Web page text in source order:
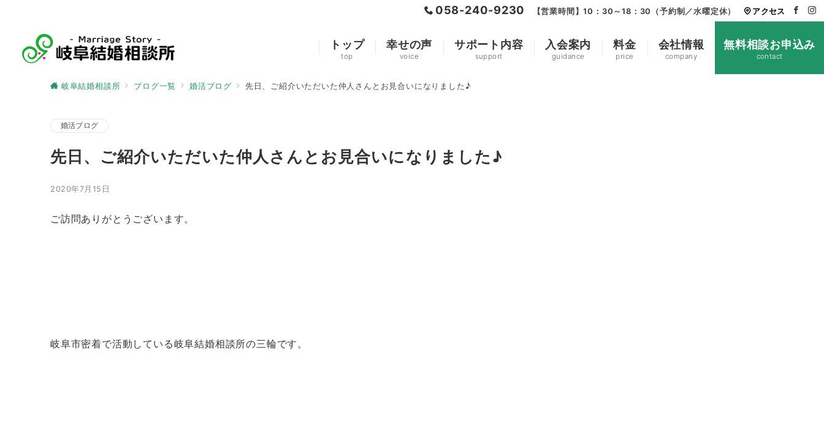
058-240-9230 【営業時間】10：30～18：30（予約制／水曜定休） アクセス
トップ
top
幸せの声
voice
サポート内容
support
入会案内
guidance
料金
price
会社情報
company
無料相談お申込み
contact
岐阜結婚相談所 ブログ一覧 婚活ブログ 先日、ご紹介いただいた仲人さんとお見合いになりました♪
婚活ブログ
先日、ご紹介いただいた仲人さんとお見合いになりました♪
2020年7月15日
ご訪問ありがとうございます。
岐阜市密着で活動している岐阜結婚相談所の三輪です。